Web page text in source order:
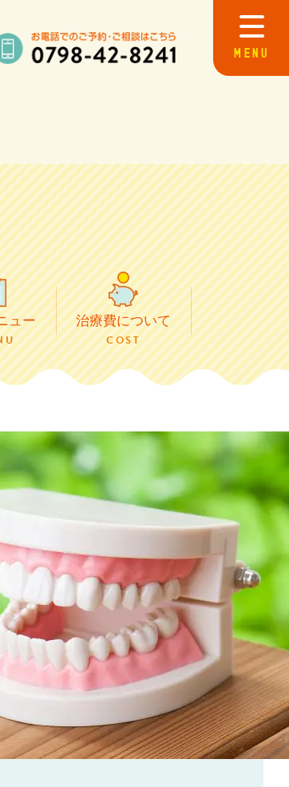
MENU
院長・スタッフ紹介
歯周病治療 予防歯科
スピース矯正 セラミック治療
義歯・入れ歯 訪問歯科診療
矯正無料相談
マウスピース矯正
無料相談
ュー
小児矯正
治療費について
COST